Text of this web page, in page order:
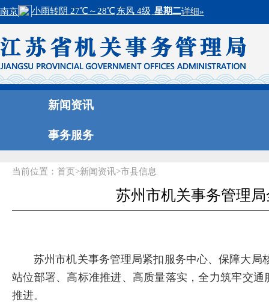
新闻资讯
事务服务
当前位置： 首页>新闻资讯>市县信息
苏州市机关事务管理
苏州市机关事务管理局紧扣服务中心、保障大
站位部署、高标准推进、高质量落实，全力筑牢交
推进。